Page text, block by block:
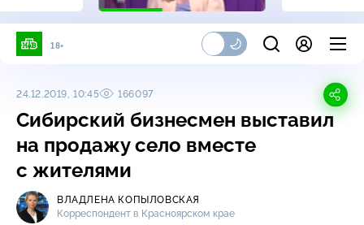
18+
24.12.2019, 10:45 166097
Сибирский бизнесмен выставил
на продажу село вместе
с жителями
ВЛАДЛЕНА КОПЫЛОВСКАЯ
Корреспондент в Красноярском крае